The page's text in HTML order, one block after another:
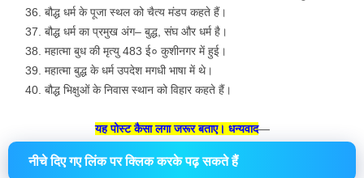
बौद्ध धर्म के पूजा स्थल को चैत्य मंडप कहते हैं।
बौद्ध धर्म का प्रमुख अंग– बुद्ध, संघ और धर्म है।
महात्मा बुध की मृत्यु 483 ई० कुशीनगर में हुई।
महात्मा बुद्ध के धर्म उपदेश मगधी भाषा में थे।
बौद्ध भिक्षुओं के निवास स्थान को विहार कहते हैं।
यह पोस्ट कैसा लगा जरूर बताए। धन्यवाद—
नीचे दिए गए लिंक पर क्लिक करके पढ़ सकते हैं